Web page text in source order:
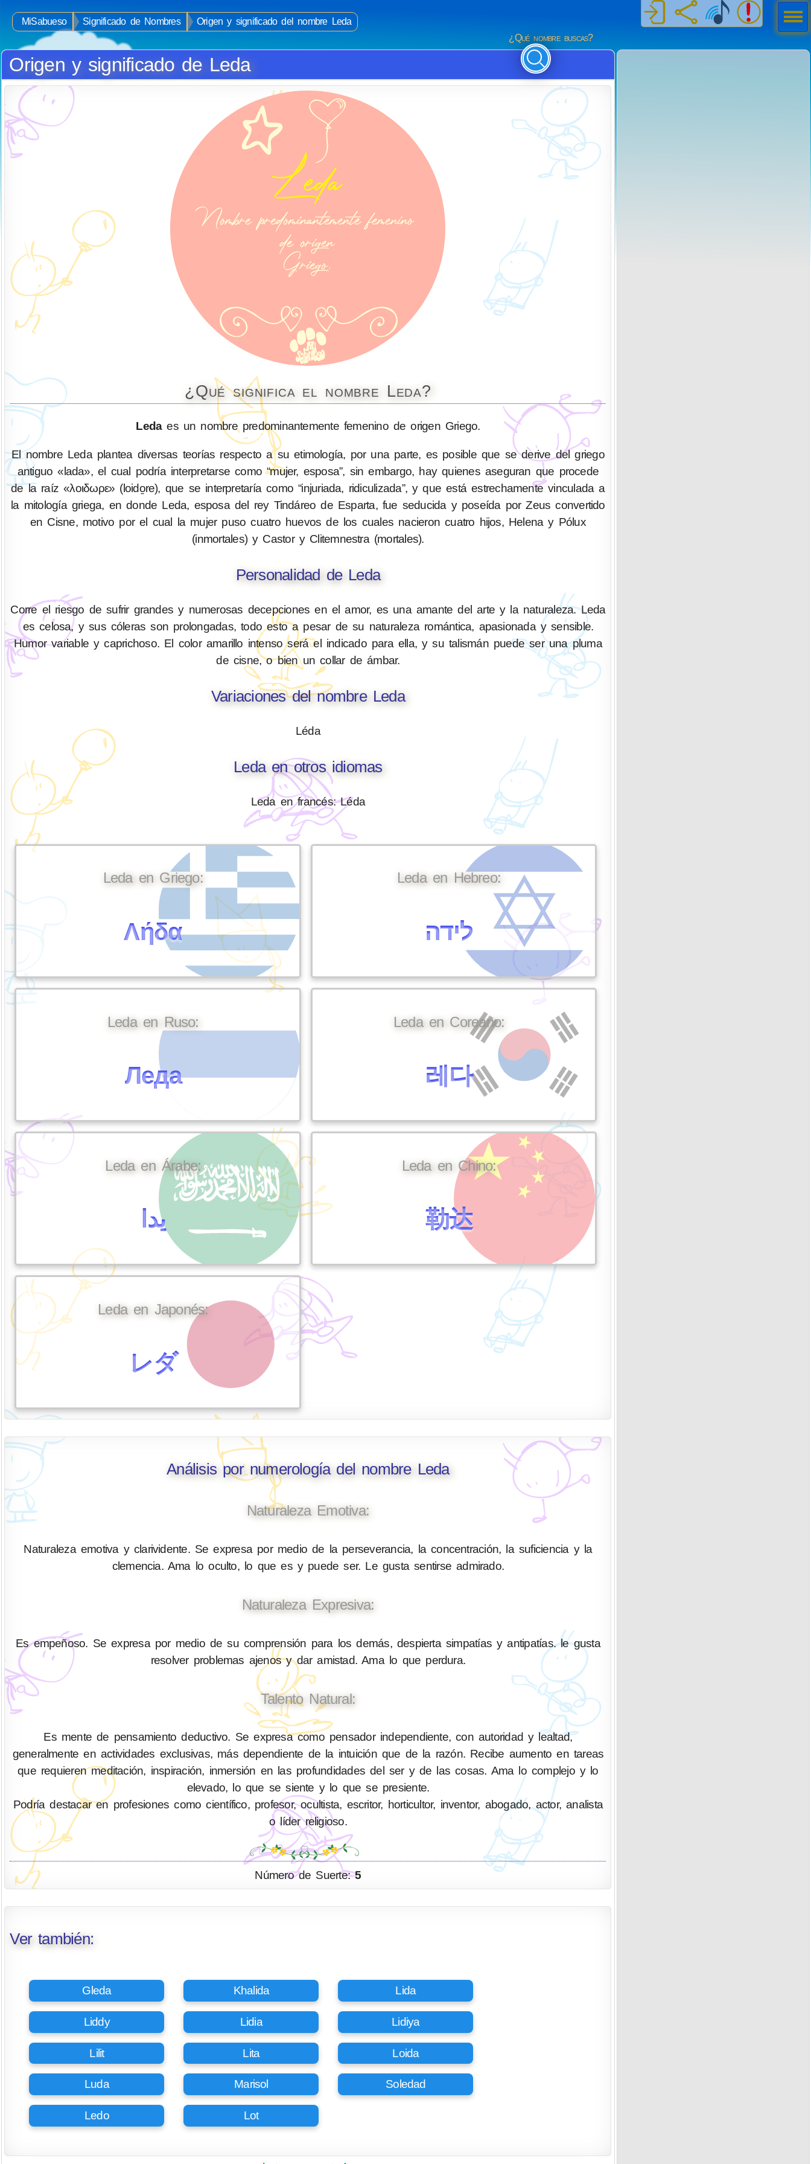
MiSabueso Significado de Nombres
Origen y significado del nombre Leda
¿Qué nombre buscas?
Origen y significado de Leda
¿Qué significa el nombre Leda?
Ledaes un nombre predominantemente femenino de origen Griego.
El nombre Leda plantea diversas teorías respecto a su etimología, por una parte, es posible que se derive del griego
antiguo «lada», el cual podría interpretarse como “mujer, esposa”, sin embargo, hay quienes aseguran que procede
de la raíz «λοιδωρε» (loido̱re), que se interpretaría como “injuriada, ridiculizada”, y que está estrechamente vinculada a
la mitología griega, en donde Leda, esposa del rey Tindáreo de Esparta, fue seducida y poseída por Zeus convertido
en Cisne, motivo por el cual la mujer puso cuatro huevos de los cuales nacieron cuatro hijos, Helena y Pólux
(inmortales) y Castor y Clitemnestra (mortales).
Personalidad de Leda
Corre el riesgo de sufrir grandes y numerosas decepciones en el amor, es una amante del arte y la naturaleza. Leda
es celosa, y sus cóleras son prolongadas, todo esto a pesar de su naturaleza romántica, apasionada y sensible.
Humor variable y caprichoso. El color amarillo intenso será el indicado para ella, y su talismán puede ser una pluma
de cisne, o bien un collar de ámbar.
Variaciones del nombre Leda
Léda
Leda en otros idiomas
Leda en francés: Léda
Leda en Griego:
Λήδα
Leda en Hebreo:
לידה
Leda en Ruso:
Леда
Leda en Coreano:
레다
Leda en Árabe:
يدا
Leda en Chino:
勒达
Leda en Japonés:
レダ
Análisis por numerología del nombre Leda
Naturaleza Emotiva:
Naturaleza emotiva y clarividente. Se expresa por medio de la perseverancia, la concentración, la suficiencia y la
clemencia. Ama lo oculto, lo que es y puede ser. Le gusta sentirse admirado.
Naturaleza Expresiva:
Es empeñoso. Se expresa por medio de su comprensión para los demás, despierta simpatías y antipatías. le gusta
resolver problemas ajenos y dar amistad. Ama lo que perdura.
Talento Natural:
Es mente de pensamiento deductivo. Se expresa como pensador independiente, con autoridad y lealtad,
generalmente en actividades exclusivas, más dependiente de la intuición que de la razón. Recibe aumento en tareas
que requieren meditación, inspiración, inmersión en las profundidades del ser y de las cosas. Ama lo complejo y lo
elevado, lo que se siente y lo que se presiente.
Podría destacar en profesiones como científico, profesor, ocultista, escritor, horticultor, inventor, abogado, actor, analista
o líder religioso.
Número de Suerte:5
Ver también:
Gleda Khalida Lida
Liddy Lidia Lidiya
Lilit Lita Loida
Luda Marisol Soledad
Ledo Lot
Men
ú